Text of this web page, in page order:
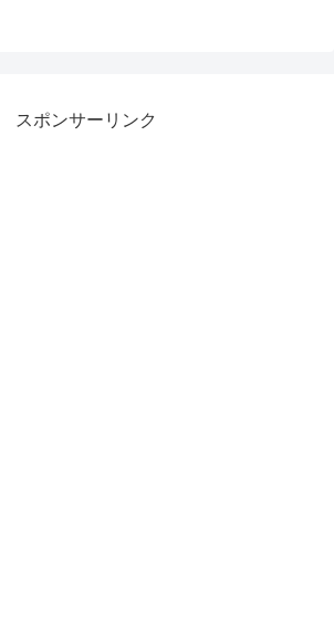
スポンサーリンク